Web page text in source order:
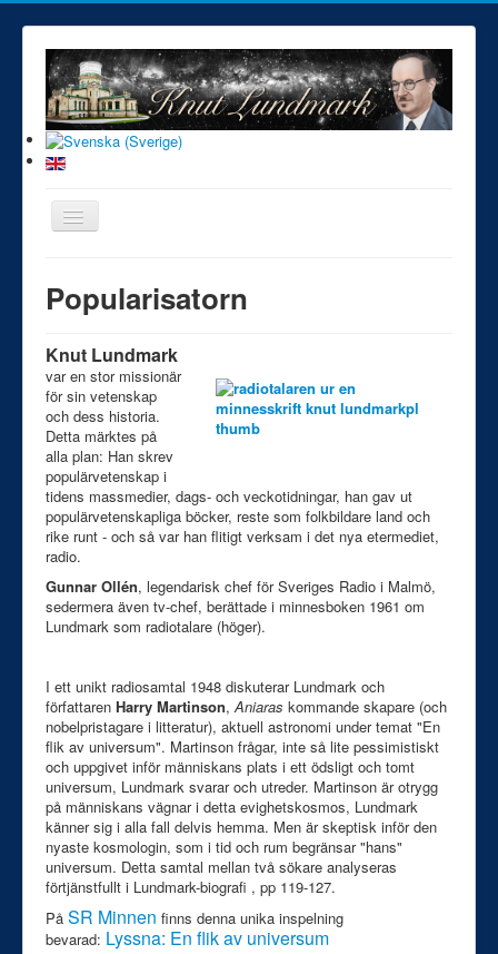
Visa/dölj
Karriär
Vetenskap
Personen
Tycho Brahe-sällskap
Brev
Kuriosa
Galleri
Länkar
Kontakt
Nyheter
Popularisatorn
Knut Lundmark
var en stor missionär
för sin vetenskap
och dess historia.
Detta märktes på
alla plan: Han skrev
populärvetenskap i
tidens massmedier, dags- och veckotidningar, han gav ut
populärvetenskapliga böcker, reste som folkbildare land och
rike runt - och så var han flitigt verksam i det nya etermediet,
radio.
Gunnar Ollén, legendarisk chef för Sveriges Radio i Malmö,
sedermera även tv-chef, berättade i minnesboken 1961 om
Lundmark som radiotalare (höger).
I ett unikt radiosamtal 1948 diskuterar Lundmark och
författaren Harry Martinson,Aniaras kommande skapare (och
nobelpristagare i litteratur), aktuell astronomi under temat "En
flik av universum". Martinson frågar, inte så lite pessimistiskt
och uppgivet inför människans plats i ett ödsligt och tomt
universum, Lundmark svarar och utreder. Martinson är otrygg
på människans vägnar i detta evighetskosmos, Lundmark
känner sig i alla fall delvis hemma. Men är skeptisk inför den
nyaste kosmologin, som i tid och rum begränsar "hans"
universum. Detta samtal mellan två sökare analyseras
förtjänstfullt i Lundmark-biografi , pp 119-127.
På SR Minnen finns denna unika inspelning
bevarad: Lyssna: En flik av universum